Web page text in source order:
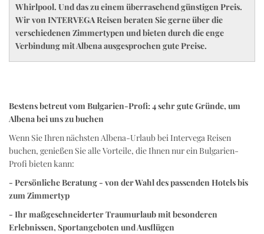
Whirlpool. Und das zu einem überraschend günstigen Preis.
Wir von INTERVEGA Reisen beraten Sie gerne über die
verschiedenen Zimmertypen und bieten durch die enge
Verbindung mit Albena ausgesprochen gute Preise.
Bestens betreut vom Bulgarien-Profi: 4 sehr gute Gründe, um
Albena bei uns zu buchen
Wenn Sie Ihren nächsten Albena-Urlaub bei Intervega Reisen
buchen, genießen Sie alle Vorteile, die Ihnen nur ein Bulgarien-
Profi bieten kann:
- Persönliche Beratung - von der Wahl des passenden Hotels bis
zum Zimmertyp
- Ihr maßgeschneiderter Traumurlaub mit besonderen
Erlebnissen, Sportangeboten und Ausflügen